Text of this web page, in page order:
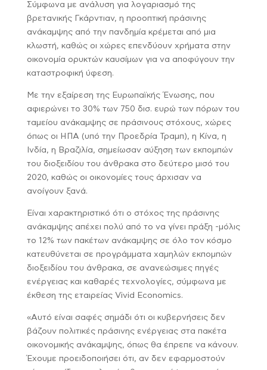
Σύμφωνα με ανάλυση για λογαριασμό της
βρετανικής Γκάρντιαν, η προοπτική πράσινης
ανάκαμψης από την πανδημία κρέμεται από μια
κλωστή, καθώς οι χώρες επενδύουν χρήματα στην
οικονομία ορυκτών καυσίμων για να αποφύγουν την
καταστροφική ύφεση.
Με την εξαίρεση της Ευρωπαϊκής Ένωσης, που
αφιερώνει το 30% των 750 δισ. ευρώ των πόρων του
ταμείου ανάκαμψης σε πράσινους στόχους, χώρες
όπως οι ΗΠΑ (υπό την Προεδρία Τραμπ), η Κίνα, η
Ινδία, η Βραζιλία, σημείωσαν αύξηση των εκπομπών
του διοξειδίου του άνθρακα στο δεύτερο μισό του
2020, καθώς οι οικονομίες τους άρχισαν να
ανοίγουν ξανά.
Είναι χαρακτηριστικό ότι ο στόχος της πράσινης
ανάκαμψης απέχει πολύ από το να γίνει πράξη -μόλις
το 12% των πακέτων ανάκαμψης σε όλο τον κόσμο
κατευθύνεται σε προγράμματα χαμηλών εκπομπών
διοξειδίου του άνθρακα, σε ανανεώσιμες πηγές
ενέργειας και καθαρές τεχνολογίες, σύμφωνα με
έκθεση της εταιρείας Vivid Economics.
«Αυτό είναι σαφές σημάδι ότι οι κυβερνήσεις δεν
βάζουν πολιτικές πράσινης ενέργειας στα πακέτα
οικονομικής ανάκαμψης, όπως θα έπρεπε να κάνουν.
Έχουμε προειδοποιήσει ότι, αν δεν εφαρμοστούν